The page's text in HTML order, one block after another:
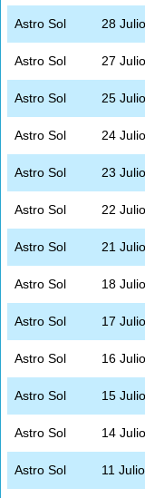
Astro Sol 28
Astro Sol 27
Astro Sol 25
Astro Sol 24
Astro Sol 23
Astro Sol 22
Astro Sol 21
Astro Sol 18
Astro Sol 17
Astro Sol 16
Astro Sol 15
Astro Sol 14
Astro Sol 11